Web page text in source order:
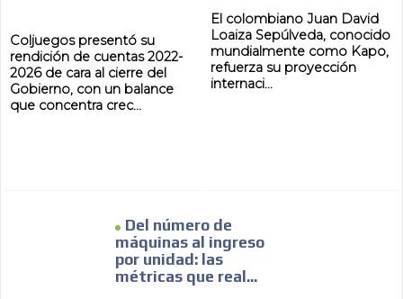
Coljuegos presentó su
rendición de cuentas 2022-
2026 de cara al cierre del
Gobierno, con un balance
que concentra crec...
El colombiano Juan David
Loaiza Sepúlveda, conocido
mundialmente como Kapo,
refuerza su proyección
internaci...
Del número de
máquinas al ingreso
por unidad: las
métricas que real...
ADVERTISEMENT
ADVERTISEMENT